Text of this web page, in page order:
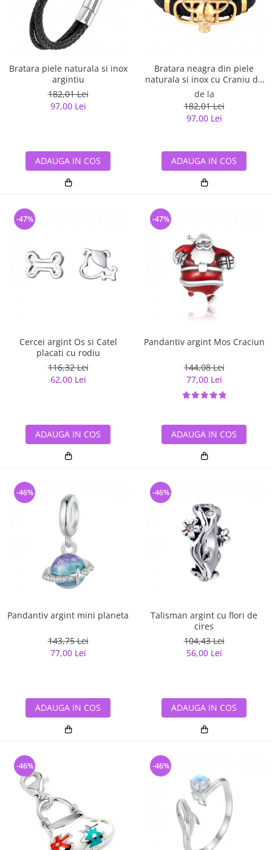
Bratara piele naturala si inox
argintiu
182,01 Lei
97,00 Lei
ADAUGA IN COS
Bratara neagra din piele
naturala si inox cu Craniu de
Viking
de la
182,01 Lei
97,00 Lei
ADAUGA IN COS
Cercei argint Os si Catel
placati cu rodiu
116,32 Lei
62,00 Lei
-47%
ADAUGA IN COS
Pandantiv argint Mos Craciun
144,08 Lei
77,00 Lei
-47%
ADAUGA IN COS
Pandantiv argint mini planeta
143,75 Lei
77,00 Lei
-46%
ADAUGA IN COS
Talisman argint cu flori de
cires
104,43 Lei
56,00 Lei
-46%
ADAUGA IN COS
-46% -46%